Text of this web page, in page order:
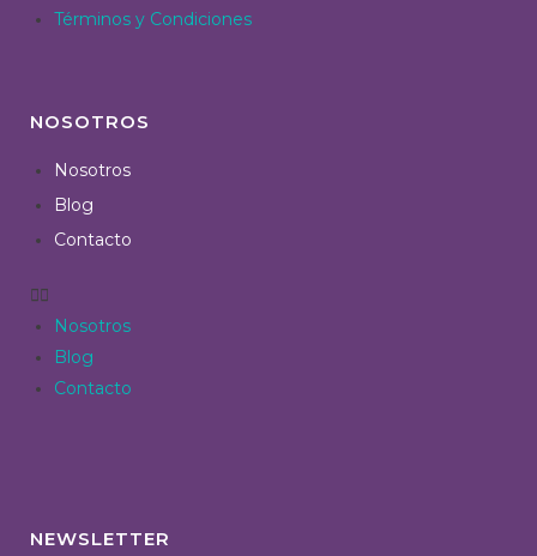
Términos y Condiciones
NOSOTROS
Nosotros
Blog
Contacto
Nosotros
Blog
Contacto
NEWSLETTER